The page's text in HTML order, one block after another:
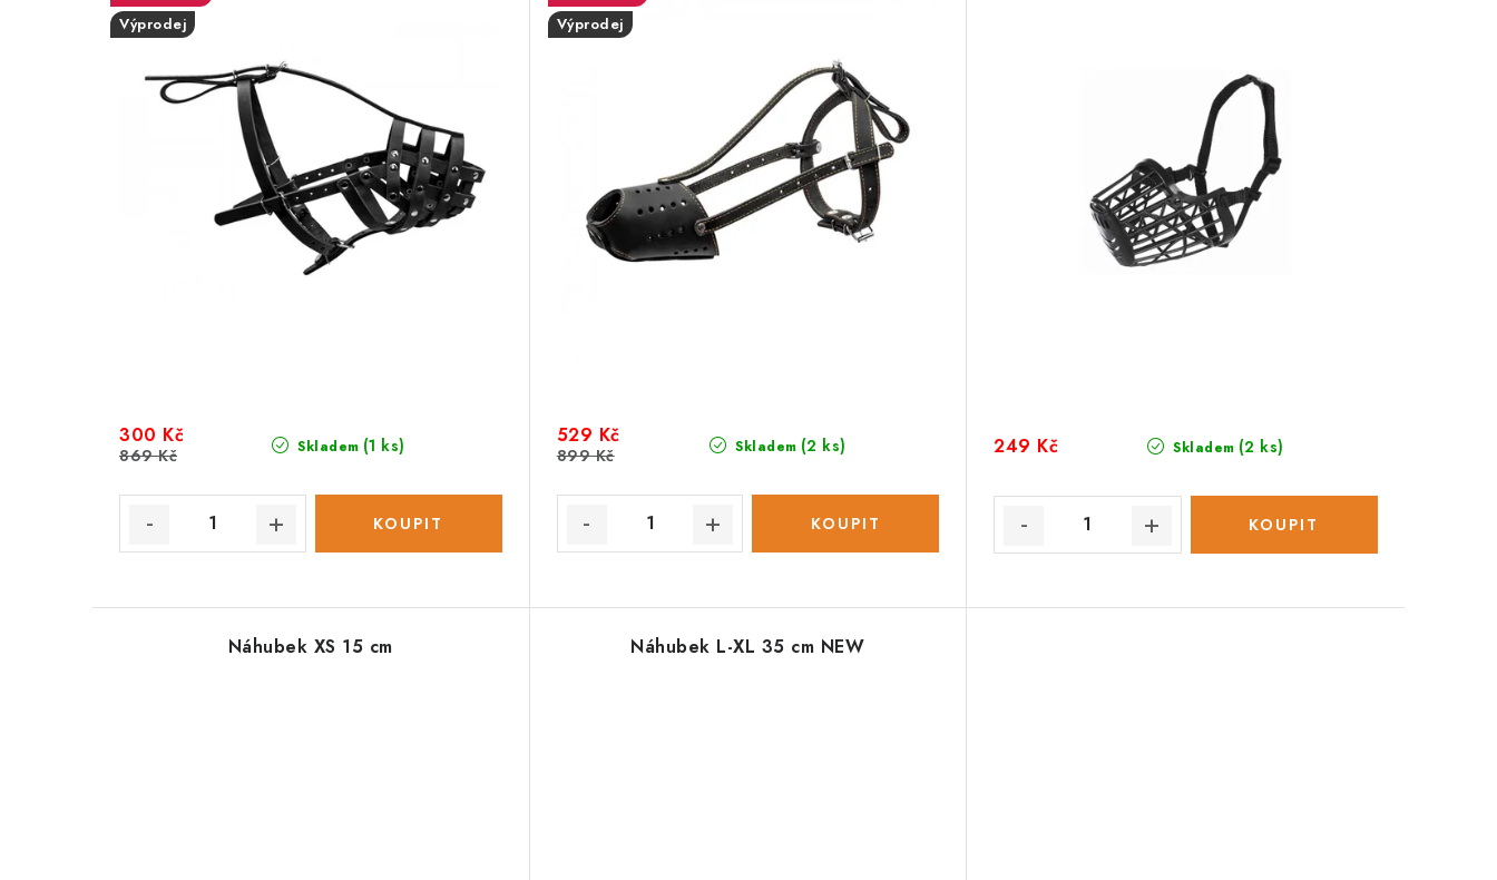
Výprodej
Skladem (1 ks)
300 Kč
869 Kč
Výprodej
Skladem (2 ks)
529 Kč
899 Kč Skladem (2 ks)
249 Kč
Náhubek XS 15 cm Náhubek L-XL 35 cm NEW